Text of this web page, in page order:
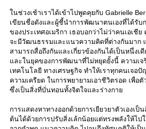
นช่วงเช้าเราได้เข้าไปพูดคุยกับ Gabrielle
เขียนชื่อดังและผู้ชี้นำการพัฒนาตนเองที่ได้รับ
ของประเทศอเมริกา เธอบอกว่าไม่ว่าคนเอเชี
จะมีวัฒนธรรมและแนวความคิดที่ต่างกันมาก
สามารถสื่อถึงกันและเกี่ยวข้องกันได้เป็นหนึ่งเ
ละในยุคของการพัฒนาที่ไม่หยุดยั้งนี้ ความเจ
เทคโนโลยี ทางเศรษฐกิจ ทำให้เราทุกคนเจอ
ความเครียด ในการพยายามเอาชีวิตรอด เพื่อตั
ซึ่งเป็นสิ่งที่บั่นทอนทั้งจิตใจและร่างกา
การแสดงหาทางออกด้วยการเยียวยาตัวเองเป็
ต้นได้ด้วยการปรับสิ่งเล้กน้อยแต่ทรงพลังให้ไ